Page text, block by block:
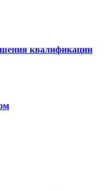
квалификации